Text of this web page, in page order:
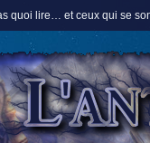
quoi lire… et ceux qui se